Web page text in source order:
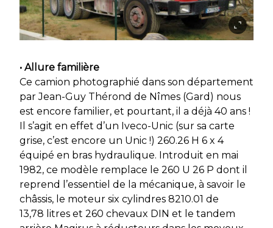
• Allure familière
Ce camion photographié dans son département
par Jean-Guy Thérond de Nîmes (Gard) nous
est encore familier, et pourtant, il a déjà 40 ans !
Il s’agit en effet d’un Iveco-Unic (sur sa carte
grise, c’est encore un Unic !) 260.26 H 6 x 4
équipé en bras hydraulique. Introduit en mai
1982, ce modèle remplace le 260 U 26 P dont il
reprend l’essentiel de la mécanique, à savoir le
châssis, le moteur six cylindres 8210.01 de
13,78 litres et 260 chevaux DIN et le tandem